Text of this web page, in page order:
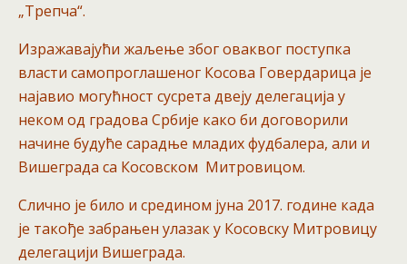
„Трепча“.
Изражавајући жаљење због оваквог поступка
власти самопроглашеног Косова Говердарица је
најавио могућност сусрета двеју делегација у
неком од градова Србије како би договорили
начине будуће сарадње младих фудбалера, али и
Вишеграда са Косовском Митровицом.
Слично је било и средином јуна 2017. године када
је такође забрањен улазак у Косовску Митровицу
делегацији Вишеграда.